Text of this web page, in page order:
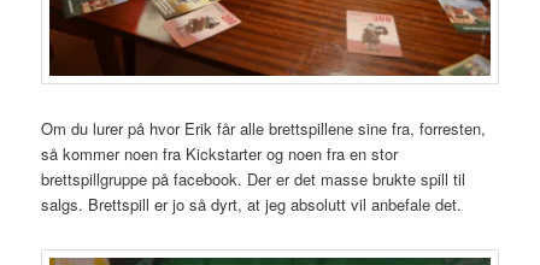
Om du lurer på hvor Erik får alle brettspillene sine fra, forresten,
så kommer noen fra Kickstarter og noen fra en stor
brettspillgruppe på facebook. Der er det masse brukte spill til
salgs. Brettspill er jo så dyrt, at jeg absolutt vil anbefale det.